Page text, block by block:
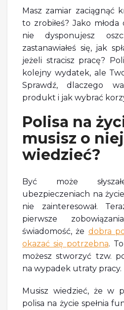
Masz zamiar zaciągnąć
to zrobiłeś? Jako
nie dysponujesz
zastanawiałeś się, jak
jeżeli stracisz pracę?
kolejny wydatek, ale
Sprawdź, dlaczego
produkt i jak wybrać
Polisa na
musisz o niej
wiedzieć?
Być może
ubezpieczeniach na
nie zainteresował.
pierwsze
świadomość, że dobra
okazać się potrzebna.
możesz stworzyć tzw.
na wypadek utraty pracy.
Musisz wiedzieć, że w
polisa na życie spełnia